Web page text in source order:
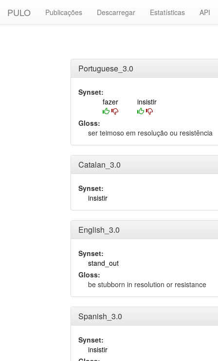
PULO Publicações Descarregar Estatísticas API
Portuguese_3.0
Synset:
fazer
insistir
Gloss:
ser teimoso em resolução ou resistência
Catalan_3.0
Synset:
insistir
English_3.0
Synset:
stand_out
Gloss:
be stubborn in resolution or resistance
Spanish_3.0
Synset:
insistir